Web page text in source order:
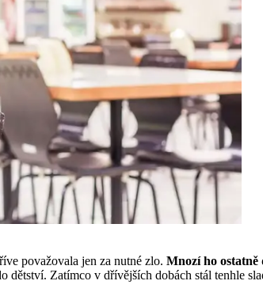
považovala jen za nutné zlo. Mnozí ho
dětství. Zatímco v dřívějších dobách stál tenhle